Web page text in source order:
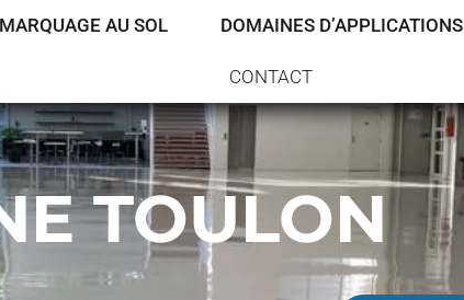
MARQUAGE AU SOL DOMAINES D’APPLICATIONS
CONTACT
TOULON